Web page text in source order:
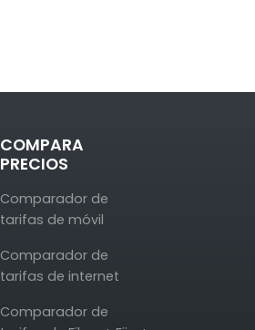
COMPARA
PRECIOS
Comparador de
tarifas de móvil
Comparador de
tarifas de internet
Comparador de